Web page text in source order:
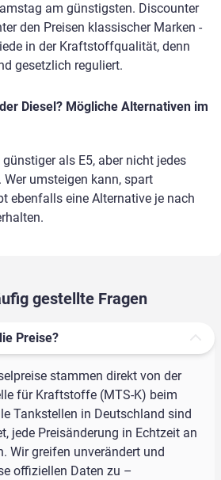
am günstigsten. Discounter
den Preisen klassischer Marken -
in der Kraftstoffqualität, denn
gesetzlich reguliert.
Diesel? Mögliche Alternativen im
als E5, aber nicht jedes
Wer umsteigen kann, spart
ebenfalls eine Alternative je nach
gestellte Fragen
Preise?
stammen direkt von der
für Kraftstoffe (MTS-K) beim
Tankstellen in Deutschland sind
jede Preisänderung in Echtzeit an
Wir greifen unverändert und
offiziellen Daten zu –